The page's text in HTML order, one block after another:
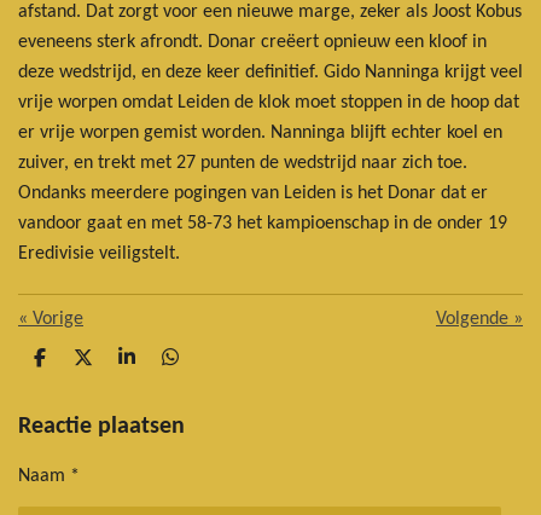
afstand. Dat zorgt voor een nieuwe marge, zeker als Joost Kobus
eveneens sterk afrondt. Donar creëert opnieuw een kloof in
deze wedstrijd, en deze keer definitief. Gido Nanninga krijgt veel
vrije worpen omdat Leiden de klok moet stoppen in de hoop dat
er vrije worpen gemist worden. Nanninga blijft echter koel en
zuiver, en trekt met 27 punten de wedstrijd naar zich toe.
Ondanks meerdere pogingen van Leiden is het Donar dat er
vandoor gaat en met 58-73 het kampioenschap in de onder 19
Eredivisie veiligstelt.
« Vorige Volgende »
D
e
D
l
S
r
D
e
Reactie plaatsen
Naam *